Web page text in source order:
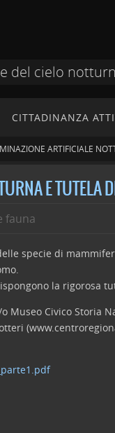
del cielo
CITTADINANZA
ARTIFICIALE
E TUTELA
fauna
specie di
la rigorosa
Museo Civico Storia